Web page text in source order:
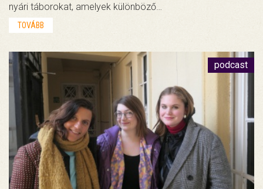
nyári táborokat, amelyek különböző…
TOVÁBB
podcast